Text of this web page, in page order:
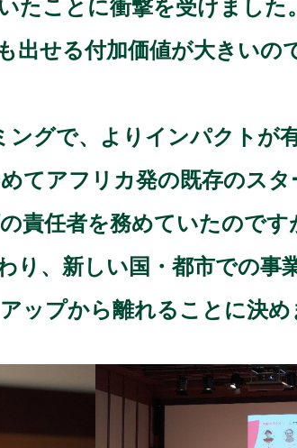
たことに衝撃を受けまし
出せる付加価値が大きいの
グで、よりインパクトが
てアフリカ発の既存のスタ
責任者を務めていたので
り、新しい国・都市での事
ップから離れることに決め